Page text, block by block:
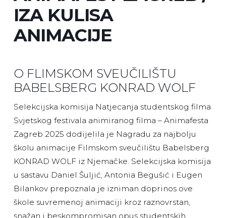
IZA KULISA
ANIMACIJE
O FLIMSKOM SVEUČILIŠTU
BABELSBERG KONRAD WOLF
Selekcijska komisija Natjecanja studentskog filma
Svjetskog festivala animiranog filma – Animafesta
Zagreb 2025 dodijelila je Nagradu za najbolju
školu animacije Filmskom sveučilištu Babelsberg
KONRAD WOLF iz Njemačke. Selekcijska komisija
u sastavu Daniel Šuljić, Antonia Begušić i Eugen
Bilankov prepoznala je izniman doprinos ove
škole suvremenoj animaciji kroz raznovrstan,
snažan i beskompromisan opus studentskih